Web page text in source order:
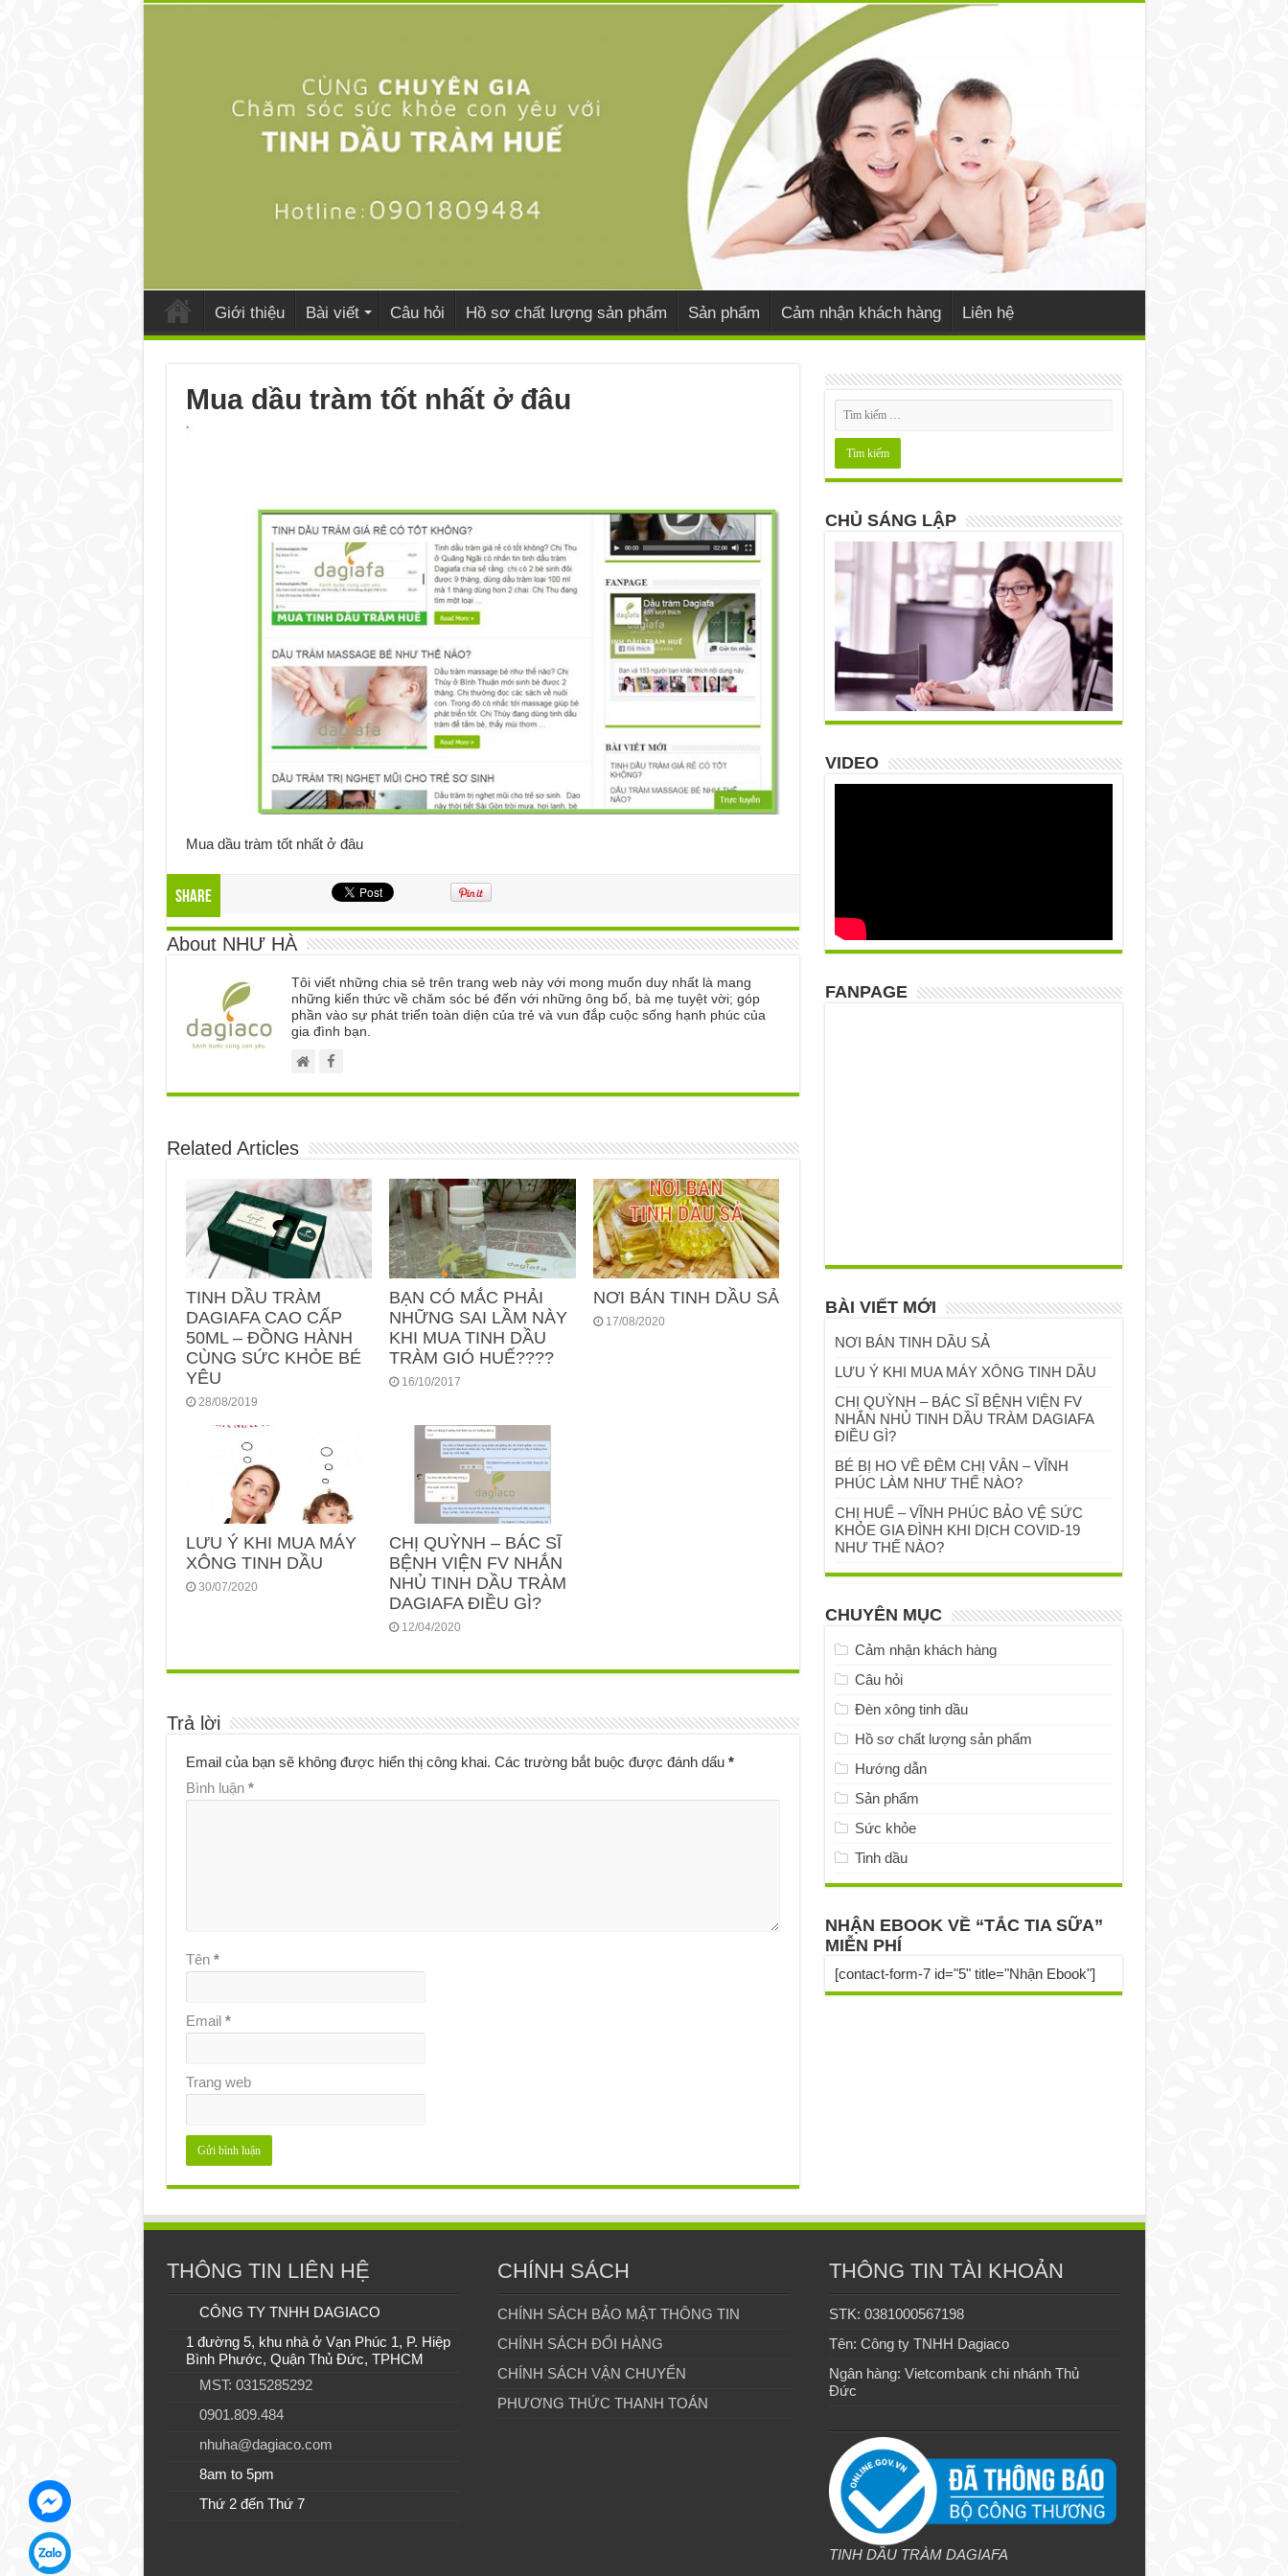
Giới thiệu Bài viết Câu hỏi Hồ sơ chất lượng sản phẩm Sản phẩm Cảm nhận khách hàng Liên hệ
Mua dầu tràm tốt nhất ở đâu
Mua dầu tràm tốt nhất ở đâu
Share
About NHƯ HÀ
Tôi viết những chia sẻ trên trang web này với mong muốn duy nhất là mang
những kiến thức về chăm sóc bé đến với những ông bố, bà mẹ tuyệt vời; góp
phần vào sự phát triển toàn diện của trẻ và vun đắp cuộc sống hạnh phúc của
gia đình bạn.
Related Articles
TINH DẦU TRÀM
DAGIAFA CAO CẤP
50ML – ĐỒNG HÀNH
CÙNG SỨC KHỎE BÉ
YÊU
28/08/2019
BẠN CÓ MẮC PHẢI
NHỮNG SAI LẦM NÀY
KHI MUA TINH DẦU
TRÀM GIÓ HUẾ????
16/10/2017
NƠI BÁN TINH DẦU SẢ
17/08/2020
LƯU Ý KHI MUA MÁY
XÔNG TINH DẦU
30/07/2020
CHỊ QUỲNH – BÁC SĨ
BỆNH VIỆN FV NHẮN
NHỦ TINH DẦU TRÀM
DAGIAFA ĐIỀU GÌ?
12/04/2020
Trả lời
Email của bạn sẽ không được hiển thị công khai. Các trường bắt buộc được đánh dấu *
Bình luận *
Tên *
Email *
Trang web
CHỦ SÁNG LẬP
VIDEO
FANPAGE
BÀI VIẾT MỚI
NƠI BÁN TINH DẦU SẢ
LƯU Ý KHI MUA MÁY XÔNG TINH DẦU
CHỊ QUỲNH – BÁC SĨ BỆNH VIỆN FV
NHẮN NHỦ TINH DẦU TRÀM DAGIAFA
ĐIỀU GÌ?
BÉ BỊ HO VỀ ĐÊM CHỊ VÂN – VĨNH
PHÚC LÀM NHƯ THẾ NÀO?
CHỊ HUẾ – VĨNH PHÚC BẢO VỆ SỨC
KHỎE GIA ĐÌNH KHI DỊCH COVID-19
NHƯ THẾ NÀO?
CHUYÊN MỤC
Cảm nhận khách hàng
Câu hỏi
Đèn xông tinh dầu
Hồ sơ chất lượng sản phẩm
Hướng dẫn
Sản phẩm
Sức khỏe
Tinh dầu
NHẬN EBOOK VỀ “TẮC TIA SỮA”
MIỄN PHÍ
[contact-form-7 id="5" title="Nhận Ebook"]
THÔNG TIN LIÊN HỆ
CÔNG TY TNHH DAGIACO
1 đường 5, khu nhà ở Vạn Phúc 1, P. Hiệp
Bình Phước, Quận Thủ Đức, TPHCM
MST: 0315285292
0901.809.484
nhuha@dagiaco.com
8am to 5pm
Thứ 2 đến Thứ 7
CHÍNH SÁCH
CHÍNH SÁCH BẢO MẬT THÔNG TIN
CHÍNH SÁCH ĐỔI HÀNG
CHÍNH SÁCH VẬN CHUYỂN
PHƯƠNG THỨC THANH TOÁN
THÔNG TIN TÀI KHOẢN
STK: 0381000567198
Tên: Công ty TNHH Dagiaco
Ngân hàng: Vietcombank chi nhánh Thủ
Đức
TINH DẦU TRÀM DAGIAFA